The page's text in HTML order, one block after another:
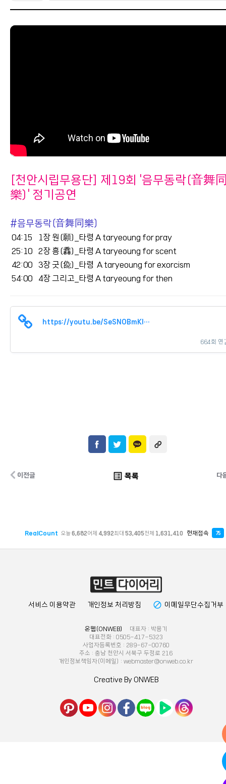
본문
[천안시립무용단] 제19회 '음무동락(音舞
樂)' 정기공연
#음무동락(音舞同樂)
04:15 1장 원(願)_타령 A taryeoung for pray
25:10 2장 흥(馫)_타령 A taryeoung for scent
42:00 3장 굿(㖌)_타령 A taryeoung for exorcism
54:00 4장 그리고_타령 A taryeoung for then
https://youtu.be/SeSNOBmKlNw?si=AlmM9oyx2pc-okmV
664회 연
이전글 list_alt 목록 다
RealCount 오늘6,682어제 4,992최대 53,405전체 1,631,410 현재접속 75
서비스 이용약관 개인정보 처리방침 block 이메일무단수집거부
온웹(ONWEB)
대표자 : 박용기
대표전화 : 0505-417-5323
사업자등록번호 : 289-67-00760
주소 : 충남 천안시 서북구 두정로 216
개인정보책임자(이메일) : webmaster@onweb.co.kr
Creative By ONWEB